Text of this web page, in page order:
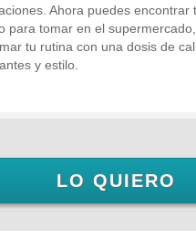
Ahora puedes encontrar
para tomar en el
tu rutina con una dosis de
y estilo.
LO QUIERO